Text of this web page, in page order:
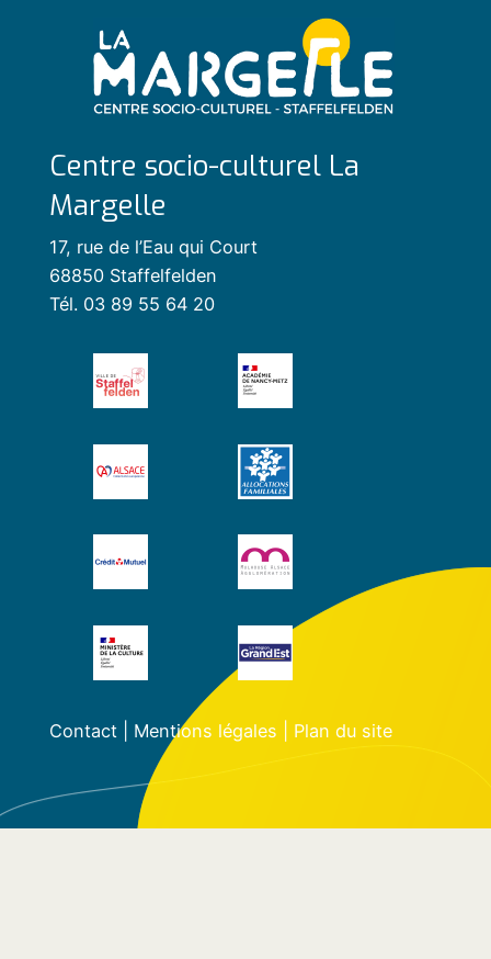
Centre socio-culturel La
Margelle
17, rue de l’Eau qui Court
68850 Staffelfelden
Tél. 03 89 55 64 20
Contact| Mentions légales Plan du site